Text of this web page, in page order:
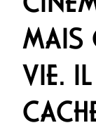
MAIS
VIE.